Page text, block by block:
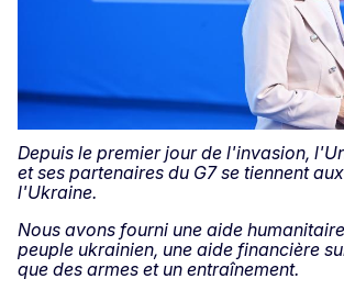
Depuis le premier jour de l'invasion,
et ses partenaires du G7 se tiennent
l'Ukraine.
Nous avons fourni une aide
peuple ukrainien, une aide financière
que des armes et un entraînement.